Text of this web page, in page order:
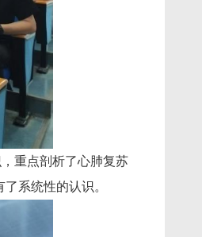
重点剖析了心肺复苏
系统性的认识。